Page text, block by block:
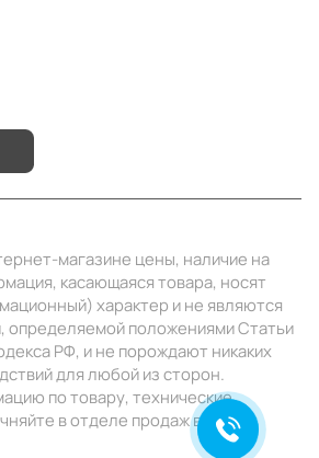
магазине цены, наличие на
касающаяся товара, носят
характер и не являются
определяемой положениями Статьи
РФ, и не порождают никаких
для любой из сторон.
по товару, технические
в отделе продаж в день